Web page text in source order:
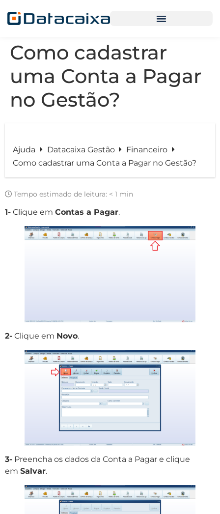
Como cadastrar
uma Conta a Pagar
no Gestão?
Ajuda Datacaixa Gestão
Financeiro
Como cadastrar uma Conta a Pagar no Gestão?
Tempo estimado de leitura: < 1 min
1- Clique em Contas a Pagar.
2- Clique em Novo.
3- Preencha os dados da Conta a Pagar e clique
em Salvar.